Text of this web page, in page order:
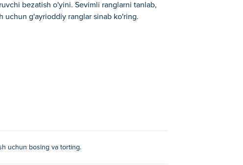
bezatish o'yini. Sevimli ranglarni tanlab,
uchun g'ayrioddiy ranglar sinab ko'ring.
siz biladigan va sevadigan barcha
yoki oʻz tasavvuringizga yoʻl qoʻyib,
uchqunini olib kela olasizmi?
uchun bosing va torting.